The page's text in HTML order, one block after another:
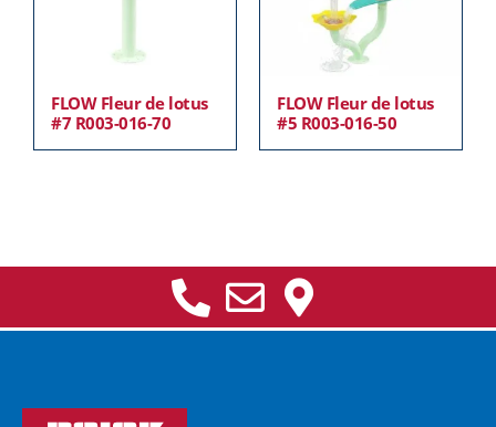
FLOW Fleur de lotus
#7 R003-016-70
FLOW Fleur de lotus
#5 R003-016-50